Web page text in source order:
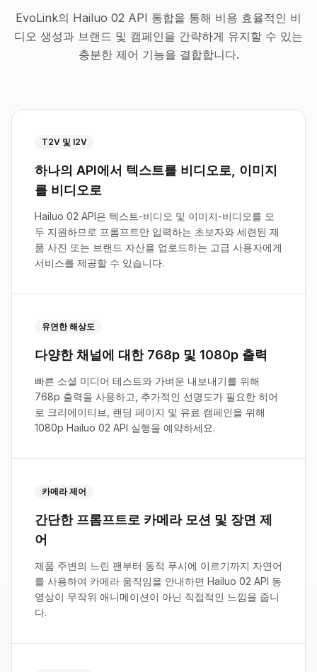
EvoLink의 Hailuo 02 API 통합을 통해 비용 효율적인 비
디오 생성과 브랜드 및 캠페인을 간략하게 유지할 수 있는
충분한 제어 기능을 결합합니다.
T2V 및 I2V
하나의 API에서 텍스트를 비디오로, 이미지
를 비디오로
Hailuo 02 API은 텍스트-비디오 및 이미지-비디오를 모
두 지원하므로 프롬프트만 입력하는 초보자와 세련된 제
품 사진 또는 브랜드 자산을 업로드하는 고급 사용자에게
서비스를 제공할 수 있습니다.
유연한 해상도
다양한 채널에 대한 768p 및 1080p 출력
빠른 소셜 미디어 테스트와 가벼운 내보내기를 위해
768p 출력을 사용하고, 추가적인 선명도가 필요한 히어
로 크리에이티브, 랜딩 페이지 및 유료 캠페인을 위해
1080p Hailuo 02 API 실행을 예약하세요.
카메라 제어
간단한 프롬프트로 카메라 모션 및 장면 제
어
제품 주변의 느린 팬부터 동적 푸시에 이르기까지 자연어
를 사용하여 카메라 움직임을 안내하면 Hailuo 02 API 동
영상이 무작위 애니메이션이 아닌 직접적인 느낌을 줍니
다.